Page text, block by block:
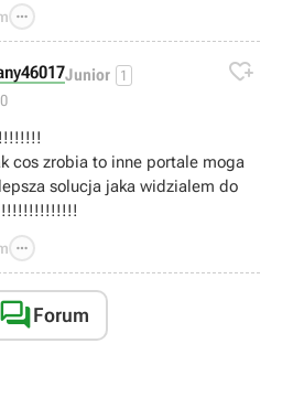

Junior 1 
cos zrobia to inne portale moga
solucja jaka widzialem do

Forum